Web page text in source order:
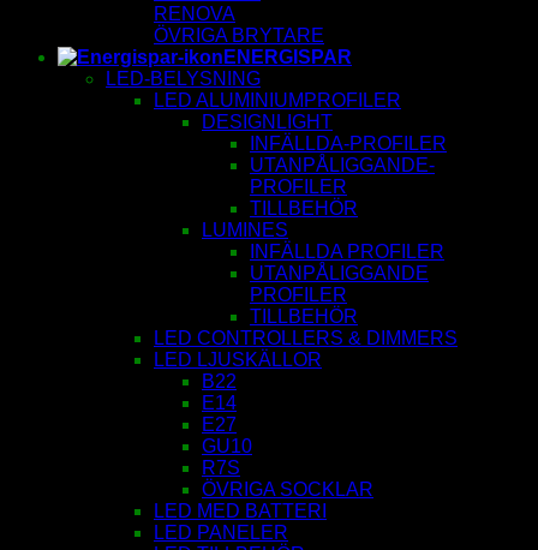
RENOVA
ÖVRIGA BRYTARE
ENERGISPAR
LED-BELYSNING
LED ALUMINIUMPROFILER
DESIGNLIGHT
INFÄLLDA-PROFILER
UTANPÅLIGGANDE-
PROFILER
TILLBEHÖR
LUMINES
INFÄLLDA PROFILER
UTANPÅLIGGANDE
PROFILER
TILLBEHÖR
LED CONTROLLERS & DIMMERS
LED LJUSKÄLLOR
B22
E14
E27
GU10
R7S
ÖVRIGA SOCKLAR
LED MED BATTERI
LED PANELER